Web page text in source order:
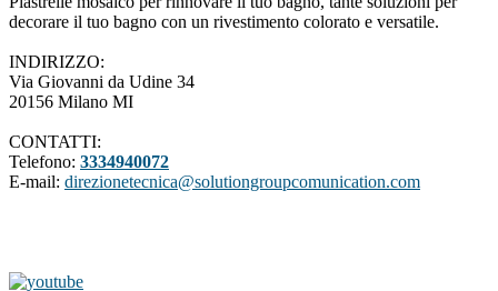
decorare il tuo bagno con un rivestimento colorato e versatile.
INDIRIZZO:
Via Giovanni da Udine 34
20156 Milano MI
CONTATTI:
Telefono: 3334940072
E-mail: direzionetecnica@solutiongroupcomunication.com